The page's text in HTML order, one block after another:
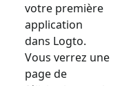
votre première
application
dans Logto.
Vous verrez une
page de